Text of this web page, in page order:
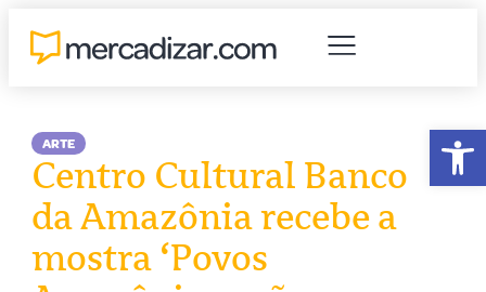
ARTE
Centro Cultural Banco
da Amazônia recebe a
mostra ‘Povos